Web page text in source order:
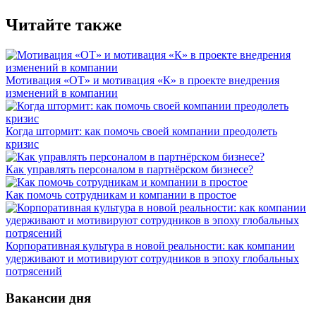
Читайте также
Мотивация «ОТ» и мотивация «К» в проекте внедрения
изменений в компании
Когда штормит: как помочь своей компании преодолеть
кризис
Как управлять персоналом в партнёрском бизнесе?
Как помочь сотрудникам и компании в простое
Корпоративная культура в новой реальности: как компании
удерживают и мотивируют сотрудников в эпоху глобальных
потрясений
Вакансии дня